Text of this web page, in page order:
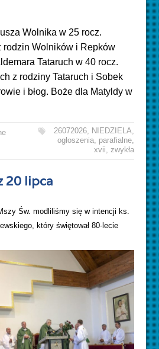
Wolnika w 25 rocz.
rodzin Wolników i Repków
Tataruch w 40 rocz.
z rodziny Tataruch i Sobek
i błog. Boże dla Matyldy w
26072026, NIEDZIELA,
ogłoszenia, parafialne,
xvii, zwykła
20 lipca
Św. modliliśmy się w intencji ks.
który świętował 80-lecie